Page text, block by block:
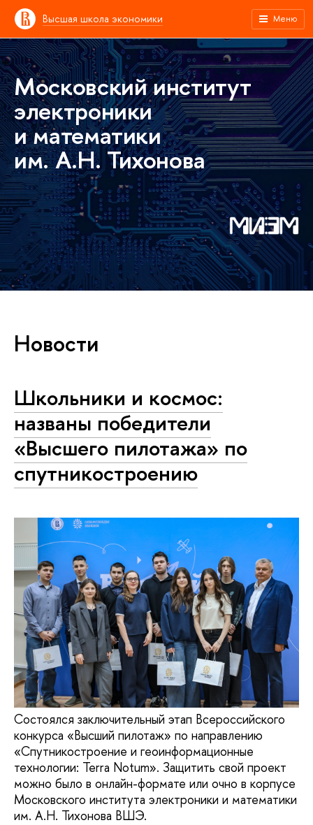
Высшая школа экономики Меню
Московский институт
электроники
и математики
им. А.Н. Тихонова
Новости
Школьники и космос:
названы победители
«Высшего пилотажа» по
спутникостроению
Состоялся заключительный этап Всероссийского
конкурса «Высший пилотаж» по направлению
«Спутникостроение и геоинформационные
технологии: Terra Notum». Защитить свой проект
можно было в онлайн-формате или очно в корпусе
Московского института электроники и математики
им. А.Н. Тихонова ВШЭ.